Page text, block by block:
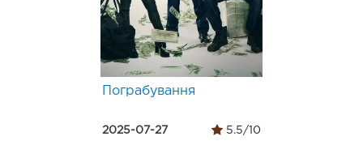
Пограбування
2025-07-27 5.5/10